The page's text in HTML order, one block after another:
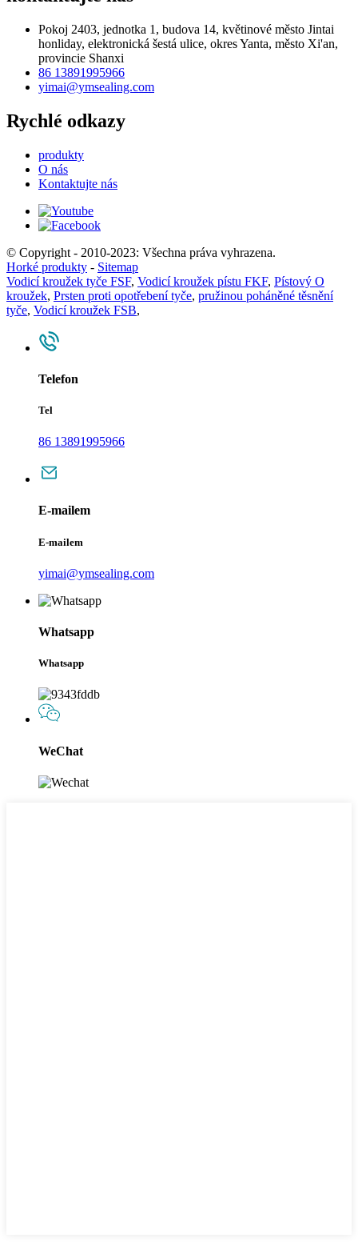
Pokoj 2403, jednotka 1, budova 14, květinové město Jintai
honliday, elektronická šestá ulice, okres Yanta, město Xi'an,
provincie Shanxi
86 13891995966
yimai@ymsealing.com
Rychlé odkazy
produkty
O nás
Kontaktujte nás
© Copyright - 2010-2023: Všechna práva vyhrazena.
Horké produkty - Sitemap
Vodicí kroužek tyče FSF, Vodicí kroužek pístu FKF, Pístový O
kroužek, Prsten proti opotřebení tyče, pružinou poháněné těsnění
tyče, Vodicí kroužek FSB,
Telefon
Tel
86 13891995966
E-mailem
E-mailem
yimai@ymsealing.com
Whatsapp
Whatsapp
WeChat